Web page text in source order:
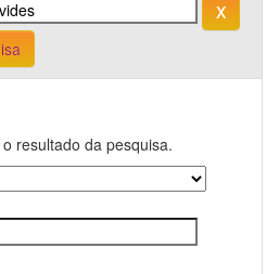
resultado da pesquisa.